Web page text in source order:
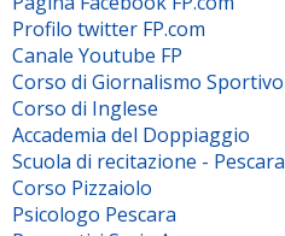
Profilo twitter FP.com
Canale Youtube FP
Corso di Giornalismo Sportivo
Corso di Inglese
Accademia del Doppiaggio
Scuola di recitazione - Pescara
Corso Pizzaiolo
Psicologo Pescara